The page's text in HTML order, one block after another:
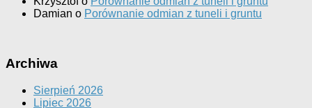
Damian o Porównanie odmian z tuneli i gruntu
Archiwa
Sierpień 2026
Lipiec 2026